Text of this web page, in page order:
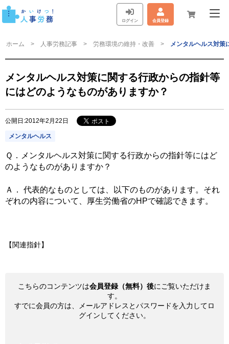
ログイン 会員登録
ホーム 人事労務記事 労務環境の維持・改善 メンタルヘルス対策
メンタルヘルス対策に関する行政からの指針等
にはどのようなものがありますか？
公開日:2012年2月22日
メンタルヘルス
Ｑ．
メンタルヘルス対策に関する行政からの指針等にはど
のようなものがありますか？
Ａ．
代表的なものとしては、以下のものがあります。それ
ぞれの内容について、厚生労働省のHPで確認できます。
【関連指針】
こちらのコンテンツは会員登録（無料）後にご覧いただけま
す。
すでに会員の方は、メールアドレスとパスワードを入力してロ
グインしてください。